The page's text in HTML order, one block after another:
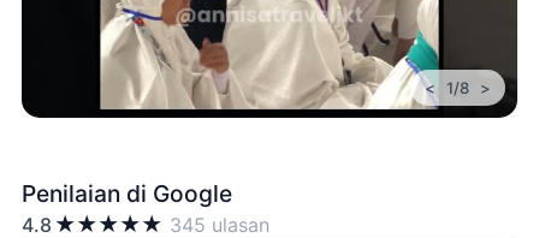
< 1/8 >
Penilaian di Google
4.8 ★★★★★ 345 ulasan